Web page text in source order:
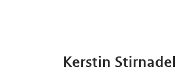
Kerstin Stirnadel